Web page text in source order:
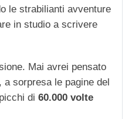
le strabilianti avventure
in studio a scrivere
Mai avrei pensato
a sorpresa le pagine del
di 60.000 volte